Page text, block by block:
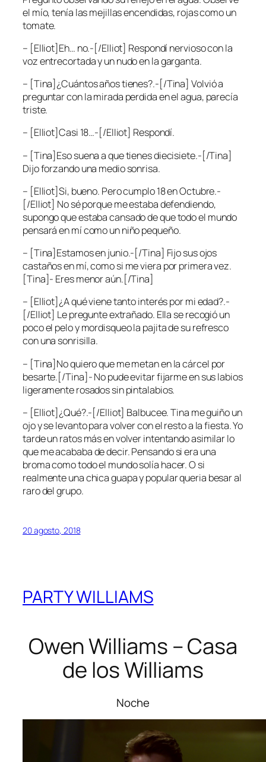
el mío, tenía las mejillas encendidas, rojas como un
tomate.
– [Elliot]Eh… no.-[/Elliot] Respondí nervioso con la
voz entrecortada y un nudo en la garganta.
– [Tina]¿Cuántos años tienes?.-[/Tina] Volvió a
preguntar con la mirada perdida en el agua, parecía
triste.
– [Elliot]Casi 18…-[/Elliot] Respondí.
– [Tina]Eso suena a que tienes diecisiete.-[/Tina]
Dijo forzando una medio sonrisa.
– [Elliot]Si, bueno. Pero cumplo 18 en Octubre.-
[/Elliot] No sé porque me estaba defendiendo,
supongo que estaba cansado de que todo el mundo
pensará en mí como un niño pequeño.
– [Tina]Estamos en junio.-[/Tina] Fijo sus ojos
castaños en mí, como si me viera por primera vez.
[Tina]- Eres menor aún.[/Tina]
– [Elliot]¿A qué viene tanto interés por mi edad?.-
[/Elliot] Le pregunte extrañado. Ella se recogió un
poco el pelo y mordisqueo la pajita de su refresco
con una sonrisilla.
– [Tina]No quiero que me metan en la cárcel por
besarte.[/Tina]- No pude evitar fijarme en sus labios
ligeramente rosados sin pintalabios.
– [Elliot]¿Qué?.-[/Elliot] Balbucee. Tina me guiño un
ojo y se levanto para volver con el resto a la fiesta. Yo
tarde un ratos más en volver intentando asimilar lo
que me acababa de decir. Pensando si era una
broma como todo el mundo solía hacer. O si
realmente una chica guapa y popular queria besar al
raro del grupo.
20 agosto, 2018
PARTY WILLIAMS
Owen Williams – Casa
de los Williams
Noche